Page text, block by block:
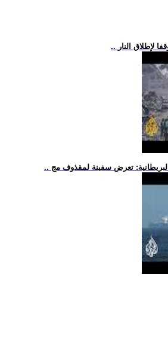
لإطلاق النار
البريطانية: تعرض سفينة لمقذوف مج